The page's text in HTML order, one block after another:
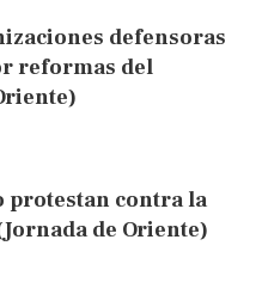
defensoras
reformas del
protestan contra la
de Oriente)